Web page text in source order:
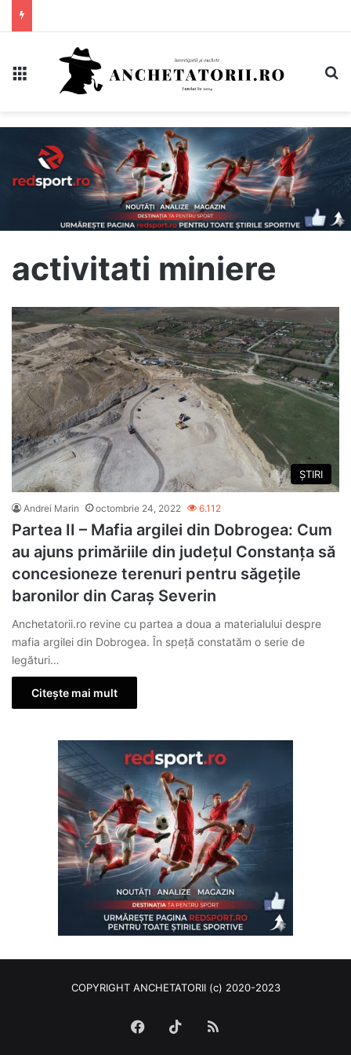
activitati miniere
ȘTIRI
Andrei Marin octombrie 24, 2022 6.112
Partea II – Mafia argilei din Dobrogea: Cum
au ajuns primăriile din județul Constanța să
concesioneze terenuri pentru săgețile
baronilor din Caraș Severin
Anchetatorii.ro revine cu partea a doua a materialului despre
mafia argilei din Dobrogea. În speță constatăm o serie de
legături…
Citește mai mult
COPYRIGHT ANCHETATORII (c) 2020-2023
Facebook
TikTok